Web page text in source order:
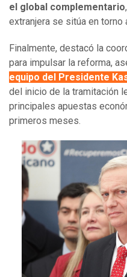
el global complementario
extranjera se sitúa en torno
Finalmente, destacó la
para impulsar la reforma,
equipo del Presidente
del inicio de la tramitación
principales apuestas
primeros meses.